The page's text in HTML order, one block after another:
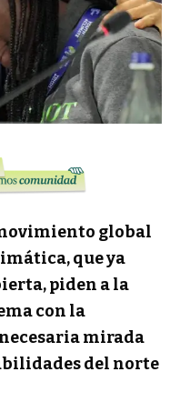
global
que ya
piden a la
con la
mirada
del norte